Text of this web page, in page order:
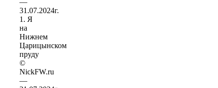
1. Я
на
Нижнем
Царицынском
пруду
©
NickFW.ru
—